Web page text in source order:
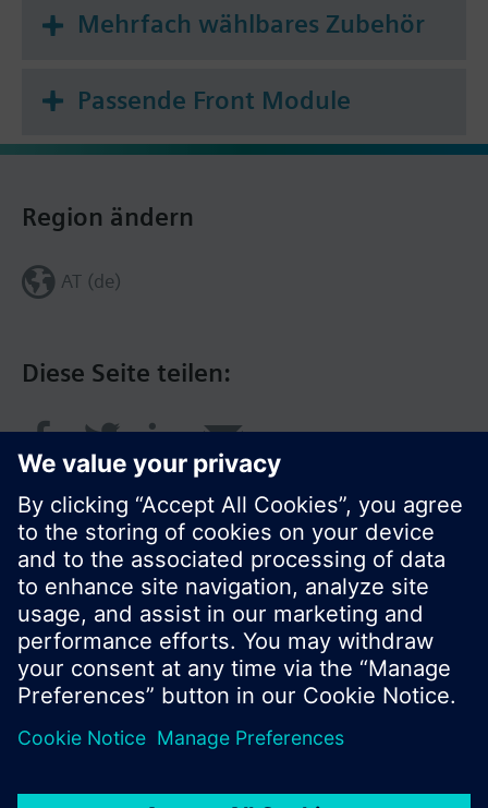
Mehrfach wählbares Zubehör
Passende Front Module
Diese Seite teilen:
Region ändern
AT (de)
© Siemens Schweiz AG 2016
Produktangebot und Preise können pro Land